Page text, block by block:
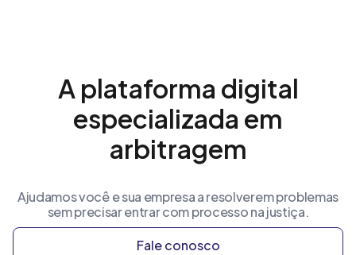
A plataforma digital
especializada em
arbitragem
Ajudamos você e sua empresa a resolverem problemas
sem precisar entrar com processo na justiça.
Fale conosco